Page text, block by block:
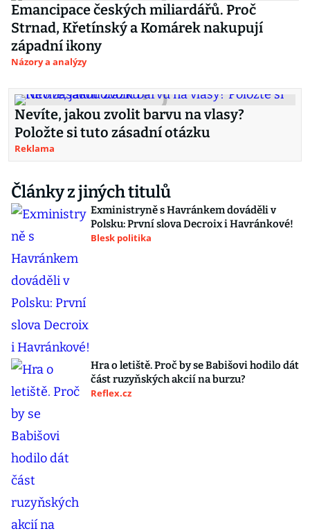
Emancipace českých miliardářů. Proč
Strnad, Křetínský a Komárek nakupují
západní ikony
Názory a analýzy
Nevíte, jakou zvolit barvu na vlasy?
Položte si tuto zásadní otázku
Reklama
Články z jiných titulů
Exministryně s Havránkem dováděli v
Polsku: První slova Decroix i Havránkové!
Blesk politika
Hra o letiště. Proč by se Babišovi hodilo dát
část ruzyňských akcií na burzu?
Reflex.cz